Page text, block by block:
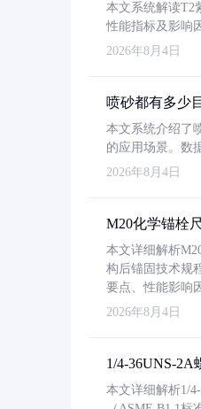
本文系统解读T2
性能指标及影响
2026年8月4日
喷砂都有多少目
本文系统介绍了
的应用场景。数
2026年8月4日
M20化学锚栓
本文详细解析
构后锚固技术规
要点、性能影响
2026年8月4日
1/4-36UNS-2A
本文详细解析1/